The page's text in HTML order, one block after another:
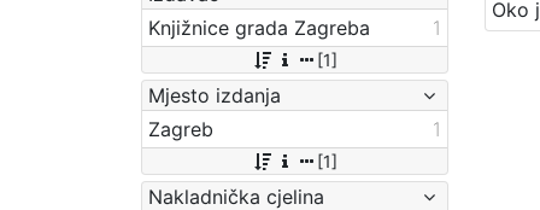
Knjižnice grada Zagreba
1
[1]
Mjesto izdanja
Zagreb
1
[1]
Nakladnička cjelina